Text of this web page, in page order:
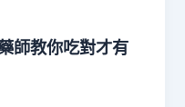
師教你吃對才有